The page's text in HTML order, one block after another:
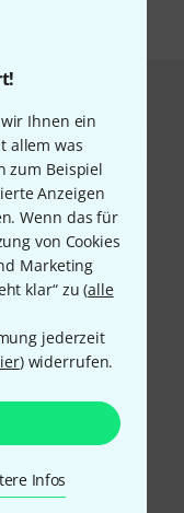
Ihnen ein
allem was
zum Beispiel
Anzeigen
Wenn das für
von Cookies
Marketing
klar“ zu (alle
jederzeit
) widerrufen.
Infos
Nachnahme,
bezahlen